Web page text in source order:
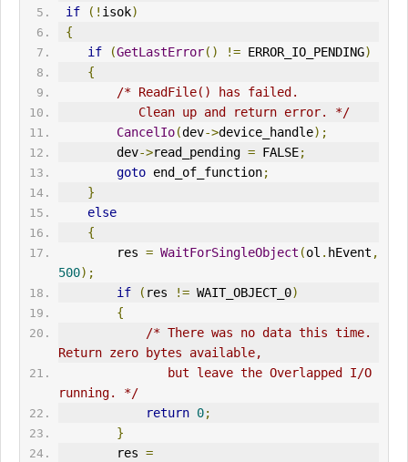
if
(! isok)
{
if
(GetLastError() != ERROR_IO_PENDING)
{
/* ReadFile() has failed.
           Clean up and return error. */
CancelIo(dev->device_handle);
        dev
->read_pending = FALSE;
goto end_of_function;
}
else
{
        res
= WaitForSingleObject (ol . hEvent ,
500);
if
( res != WAIT_OBJECT_0)
{
/* There was no data this time.
Return zero bytes available,
running. */
return 0;
}
        res
=